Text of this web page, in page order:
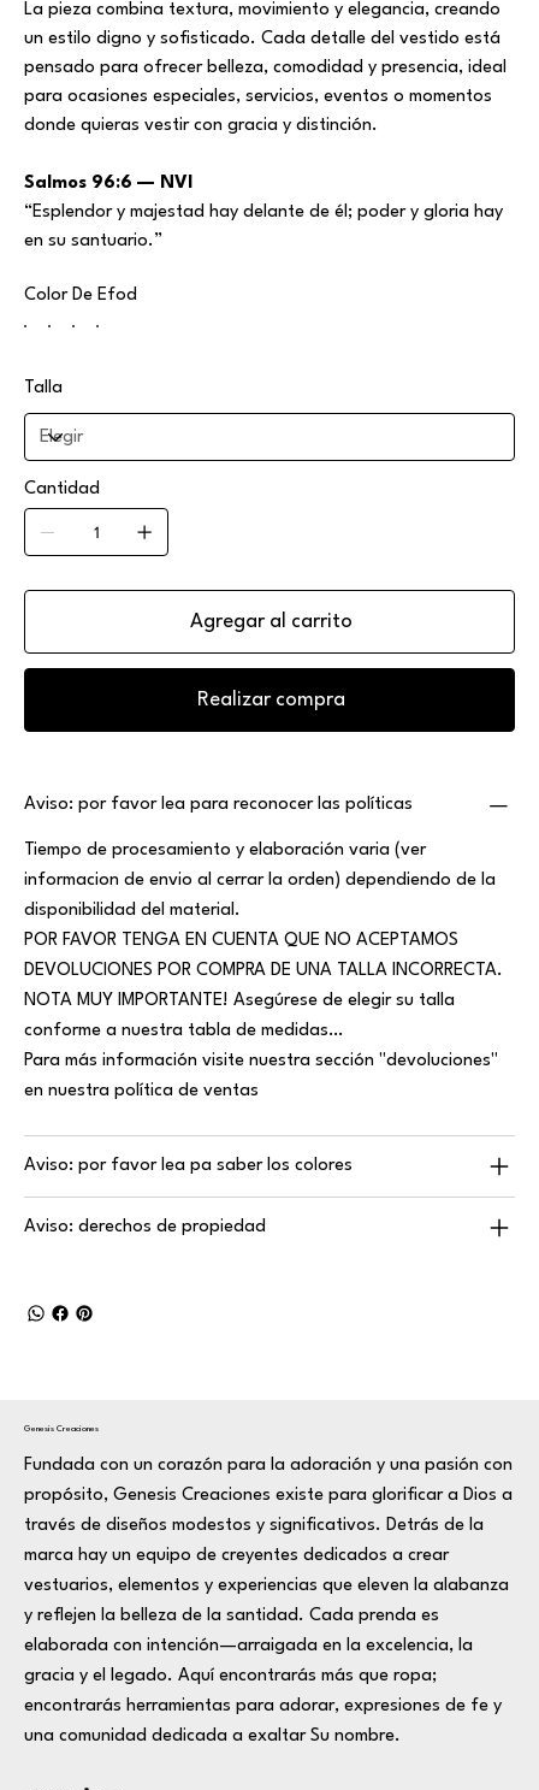
La pieza combina textura, movimiento y elegancia, creando
un estilo digno y sofisticado. Cada detalle del vestido está
pensado para ofrecer belleza, comodidad y presencia, ideal
para ocasiones especiales, servicios, eventos o momentos
donde quieras vestir con gracia y distinción.
Salmos 96:6 — NVI
“Esplendor y majestad hay delante de él; poder y gloria hay
en su santuario.”
Color De Efod
Talla
Cantidad
Agregar al carrito
Realizar compra
Aviso: por favor lea para reconocer las políticas
Tiempo de procesamiento y elaboración varia (ver
informacion de envio al cerrar la orden) dependiendo de la
disponibilidad del material.
POR FAVOR TENGA EN CUENTA QUE NO ACEPTAMOS
DEVOLUCIONES POR COMPRA DE UNA TALLA INCORRECTA.
NOTA MUY IMPORTANTE! Asegúrese de elegir su talla
conforme a nuestra tabla de medidas…
Para más información visite nuestra sección "devoluciones"
en nuestra política de ventas
Aviso: por favor lea pa saber los colores
Aviso: derechos de propiedad
Genesis Creaciones
Fundada con un corazón para la adoración y una pasión con
propósito, Genesis Creaciones existe para glorificar a Dios a
través de diseños modestos y significativos. Detrás de la
marca hay un equipo de creyentes dedicados a crear
vestuarios, elementos y experiencias que eleven la alabanza
y reflejen la belleza de la santidad. Cada prenda es
elaborada con intención—arraigada en la excelencia, la
gracia y el legado. Aquí encontrarás más que ropa;
encontrarás herramientas para adorar, expresiones de fe y
una comunidad dedicada a exaltar Su nombre.